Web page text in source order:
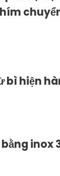
hiện
inox